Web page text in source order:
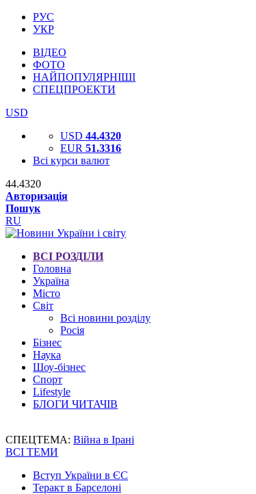
РУС
УКР
ВІДЕО
ФОТО
НАЙПОПУЛЯРНІШІ
СПЕЦПРОЕКТИ
USD
USD 44.4320
EUR 51.3316
Всі курси валют
44.4320
Авторизація
Пошук
RU
ВСІ РОЗДІЛИ
Головна
Україна
Місто
Світ
Всі новини розділу
Росія
Бізнес
Наука
Шоу-бізнес
Спорт
Lifestyle
БЛОГИ ЧИТАЧІВ
СПЕЦТЕМА: Війна в Ірані
ВСІ ТЕМИ
Вступ України в ЄС
Теракт в Барселоні